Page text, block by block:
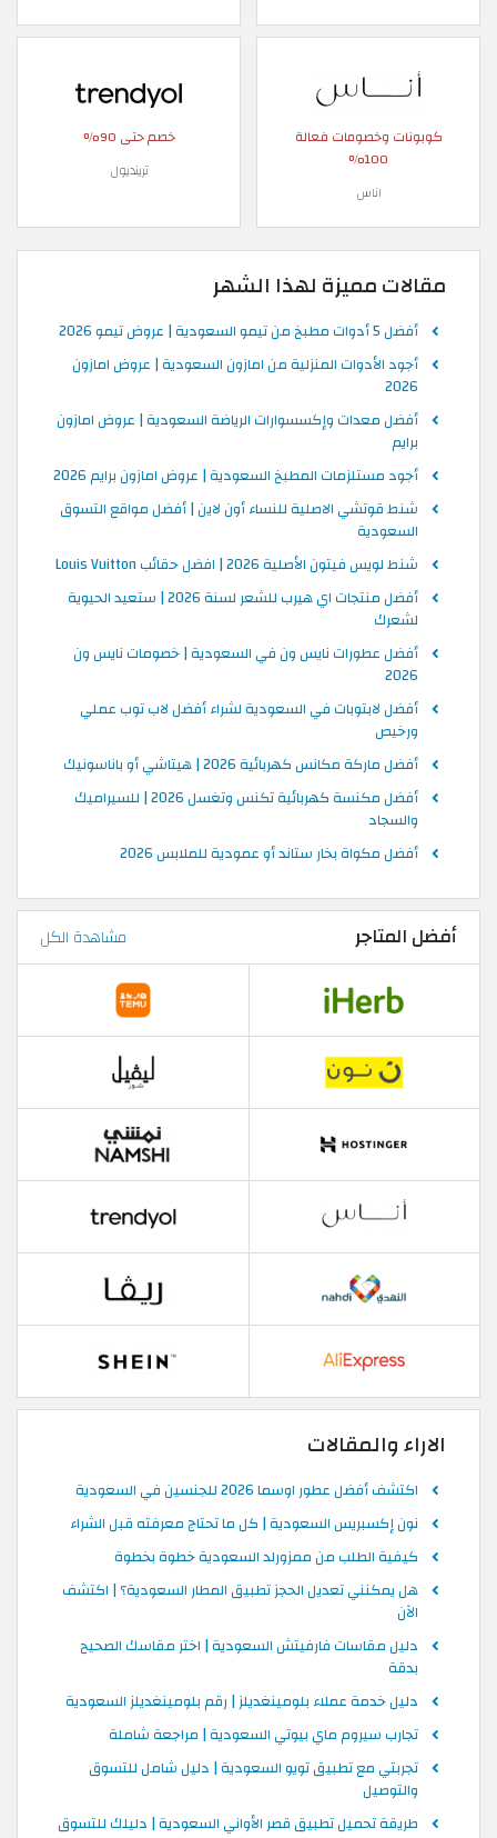
كوبونات وخصومات فعالة
100%
اناس
خصم حتى 90%
ترينديول
مقالات مميزة لهذا الشهر
أفضل 5 أدوات مطبخ من تيمو السعودية | عروض تيمو 2026
أجود الأدوات المنزلية من امازون السعودية | عروض امازون
2026
أفضل معدات وإكسسوارات الرياضة السعودية | عروض امازون
برايم
أجود مستلزمات المطبخ السعودية | عروض امازون برايم 2026
شنط قوتشي الاصلية للنساء أون لاين | أفضل مواقع التسوق
السعودية
شنط لويس فيتون الأصلية 2026 | افضل حقائب Louis Vuitton
أفضل منتجات اي هيرب للشعر لسنة 2026 | ستعيد الحيوية
لشعرك
أفضل عطورات نايس ون في السعودية | خصومات نايس ون
2026
أفضل لابتوبات في السعودية لشراء أفضل لاب توب عملي
ورخيص
أفضل ماركة مكانس كهربائية 2026 | هيتاشي أو باناسونيك
أفضل مكنسة كهربائية تكنس وتغسل 2026 | للسيراميك
والسجاد
أفضل مكواة بخار ستاند أو عمودية للملابس 2026
أفضل المتاجر مشاهدة الكل
الاراء والمقالات
اكتشف أفضل عطور اوسما 2026 للجنسين في السعودية
نون إكسبريس السعودية | كل ما تحتاج معرفته قبل الشراء
كيفية الطلب من ممزورلد السعودية خطوة بخطوة
هل يمكنني تعديل الحجز تطبيق المطار السعودية؟ | اكتشف
الآن
دليل مقاسات فارفيتش السعودية | اختر مقاسك الصحيح
بدقة
دليل خدمة عملاء بلومينغديلز | رقم بلومينغديلز السعودية
تجارب سيروم ماي بيوتي السعودية | مراجعة شاملة
تجربتي مع تطبيق تويو السعودية | دليل شامل للتسوق
والتوصيل
طريقة تحميل تطبيق قصر الأواني السعودية | دليلك للتسوق